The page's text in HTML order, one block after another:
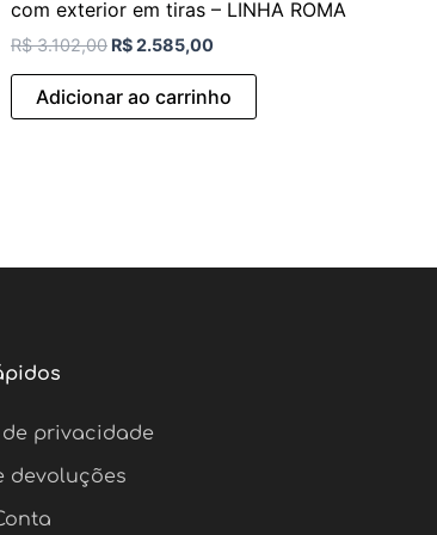
com exterior em tiras – LINHA ROMA
R$3.102,00 R$2.585,00
Adicionar ao carrinho
privacidade
devoluções